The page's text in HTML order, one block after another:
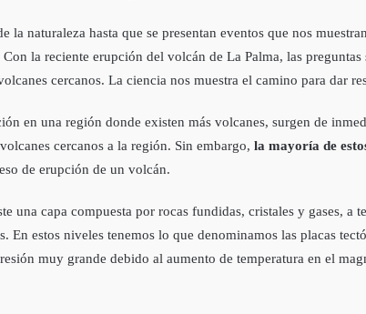
la naturaleza hasta que se presentan eventos que nos
la reciente erupción del volcán de La Palma, las
cercanos. La ciencia nos muestra el camino para dar
en una región donde existen más volcanes, surgen de
cercanos a la región. Sin embargo, la mayoría de
de erupción de un volcán.
una capa compuesta por rocas fundidas, cristales y gases, a
En estos niveles tenemos lo que denominamos las placas
muy grande debido al aumento de temperatura en el